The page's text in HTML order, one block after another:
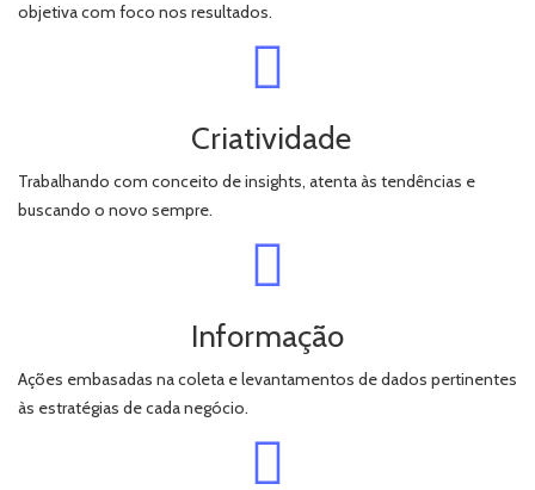
objetiva com foco nos resultados.
Criatividade
Trabalhando com conceito de insights, atenta às tendências e
buscando o novo sempre.
Informação
Ações embasadas na coleta e levantamentos de dados pertinentes
às estratégias de cada negócio.